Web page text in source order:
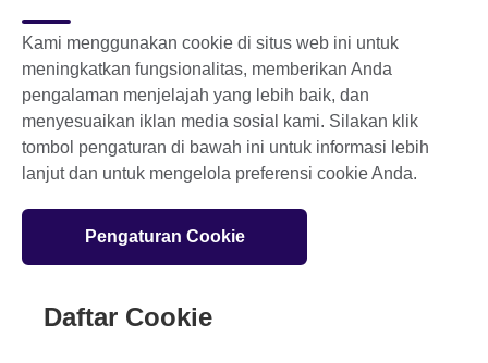
Kami menggunakan cookie di situs web ini untuk
meningkatkan fungsionalitas, memberikan Anda
pengalaman menjelajah yang lebih baik, dan
menyesuaikan iklan media sosial kami. Silakan klik
tombol pengaturan di bawah ini untuk informasi lebih
lanjut dan untuk mengelola preferensi cookie Anda.
Pengaturan Cookie
Daftar Cookie